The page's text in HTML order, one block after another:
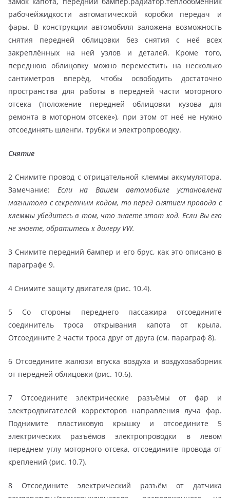
рабочейжидкости автоматической коробки передач и
фары. В конструкции автомобиля заложена возможность
снятия передней облицовки без снятия с неё всех
закреплённых на ней узлов и деталей. Кроме того,
переднюю облицовку можно переместить на несколько
сантиметров вперёд, чтобы освободить достаточно
пространства для работы в передней части моторного
отсека (‘положение передней облицовки кузова для
ремонта в моторном отсеке»), при этом от неё не нужно
отсоединять шленги. трубки и электропроводку.
Снятие
2 Снимите провод с отрицательной клеммы аккумулятора.
Замечание: Если на Вашем автомобиле установлена
магнитола с секретным кодом, то перед снятием провода с
клеммы убедитесь в том, что знаете этот код. Если Вы его
не знаете, обратитесь к дилеру VW.
3 Снимите передний бампер и его брус, как это описано в
параграфе 9.
4 Снимите защиту двигателя (рис. 10.4).
5 Со стороны переднего пассажира отсоедините
соединитель троса открывания капота от крыла.
Отсоедините 2 части троса друг от друга (см. параграф 8).
6 Отсоедините жалюзи впуска воздуха и воздухозаборник
от передней облицовки (рис. 10.6).
7 Отсоедините электрические разъёмы от фар и
электродвигателей корректоров направления луча фар.
Поднимите пластиковую крышку и отсоедините 5
электрических разъёмов электропроводки в левом
переднем углу моторного отсека, отсоедините провода от
креплений (рис. 10.7).
8 Отсоедините электрический разъём от датчика